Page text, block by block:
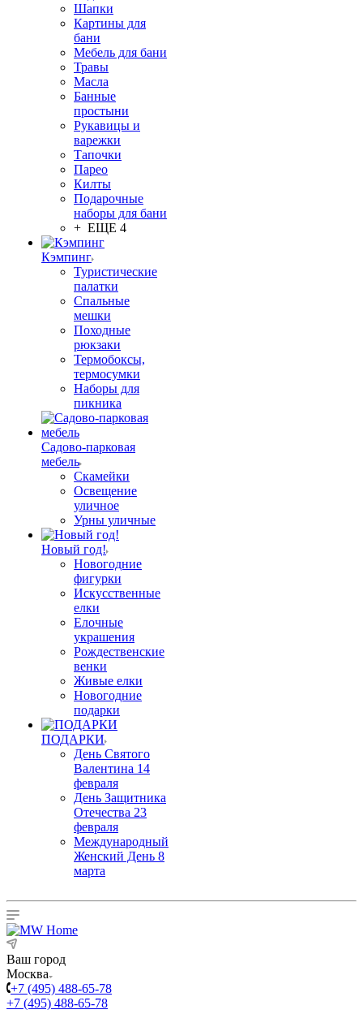
Шапки
Картины для
бани
Мебель для бани
Травы
Масла
Банные
простыни
Рукавицы и
варежки
Тапочки
Парео
Килты
Подарочные
наборы для бани
+ ЕЩЕ 4
Кэмпинг
Туристические
палатки
Спальные
мешки
Походные
рюкзаки
Термобоксы,
термосумки
Наборы для
пикника
Садово-парковая
мебель
Скамейки
Освещение
уличное
Урны уличные
Новый год!
Новогодние
фигурки
Искусственные
елки
Елочные
украшения
Рождественские
венки
Живые елки
Новогодние
подарки
ПОДАРКИ
День Святого
Валентина 14
февраля
День Защитника
Отечества 23
февраля
Международный
Женский День 8
марта
Ваш город
Москва
+7 (495) 488-65-78
+7 (495) 488-65-78